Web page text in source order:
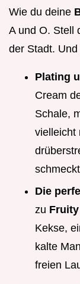
Wie du deine
A und O. Stell
der Stadt.
Plating
Cream
Schale,
vielleicht
Die
zu
Kekse,
kalte
freien